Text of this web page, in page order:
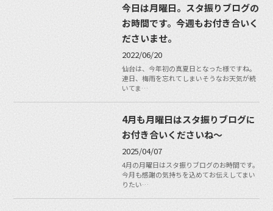
今日は月曜日。スタ振りブログの
お時間です。今週もお付き合いく
ださいませ。
2022/06/20
仙台は、今年初の真夏日となった様ですね。
連日、梅雨を忘れてしまいそうなお天気が続
いてま…
4月も月曜日はスタ振りブログに
お付き合いくださいね〜
2025/04/07
4月の月曜日はスタ振りブログのお時間です。
今月も感謝の気持ちを込めてお伝えしてまい
りたい…